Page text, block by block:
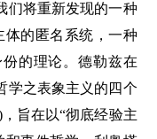
们将重新发现的一种
的匿名系统，一种
的理论。德勒兹在
学之表象主义的四个
旨在以“彻底经验主